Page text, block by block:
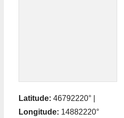
Latitude: 46792220° |
Longitude: 14882220°